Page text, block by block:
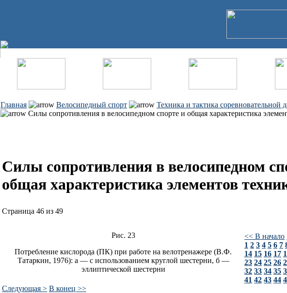
Главная Велосипедный спорт
Техника и тактика соревновательной
Силы сопротивления в велосипедном спорте и общая характеристика
Силы сопротивления в велосипедном
общая характеристика элементов
Страница 46 из 49
Рис. 23
Потребление кислорода (ПК) при работе на велотренажере (В.Ф.
Татаркин, 1976): а — с использованием круглой шестерни, б —
эллиптической шестерни
<< В начало
1 2 3 4 5 6 7
14 15 16 17
23 24 25 26
32 33 34 35
41 42 43 44
Следующая > В конец >>